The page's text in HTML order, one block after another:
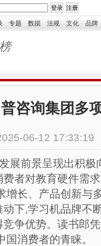
专题 数据 法规 文化 品牌
咨询集团多
06-12 17:33:19
展前景呈现出积极
者对教育硬件需
增长、产品创新与
下,学习机品牌不
争优势。读书郎
消费者的青睐。